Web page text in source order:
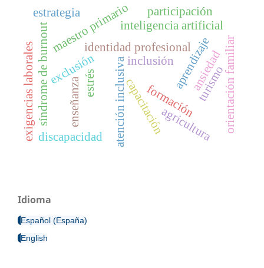
formación
atención inclusiva
identidad profesional
enseñanza
aprendizaje
inclusión
exclusión
discapacidad
capacitación
inteligencia artificial
estrés ansiedad
exigencias laboralessíndrome de burnoutmaestro primario
orientación familiar
agricultura
turismo
participación
estrategia
Idioma
Español (España)
English